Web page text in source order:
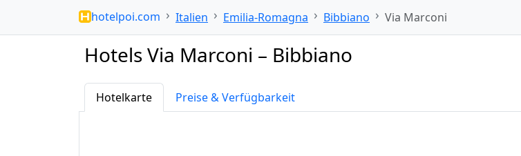
hotelpoi.com Italien Emilia-Romagna Bibbiano Via Marconi
Hotels Via Marconi – Bibbiano
Hotelkarte Preise & Verfügbarkeit